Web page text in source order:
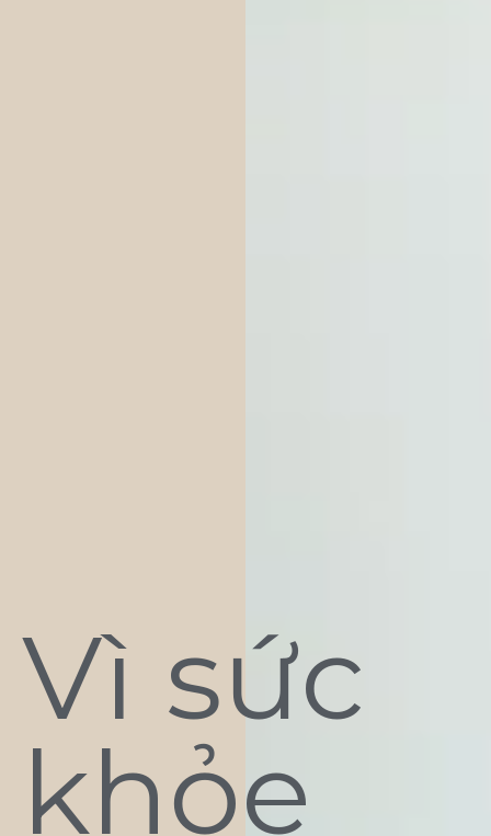
Vì sức
khỏe